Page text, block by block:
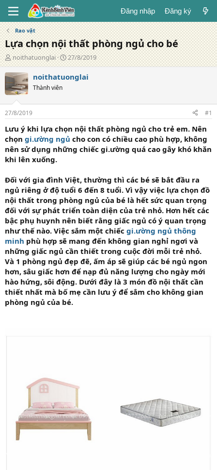
Đăng nhập Đăng ký
Rao vặt
Lựa chọn nội thất phòng ngủ cho bé
T
á
c
g
i
ả
noithatuonglai
N
g
à
g
27/8/2019
noithatuonglai
Thành viên
27/8/2019 #1
Lưu ý khi lựa chọn nội thất phòng ngủ cho trẻ em. Nên
chọn gi.ường ngủ cho con có chiều cao phù hợp, không
nên sử dụng những chiếc gi.ường quá cao gây khó khăn
khi lên xuống.
Đối với gia đình Việt, thường thì các bé sẽ bắt đầu ra
ngủ riêng ở độ tuổi 6 đến 8 tuổi. Vì vậy việc lựa chọn đồ
nội thất trong phòng ngủ của bé là hết sức quan trọng
đối với sự phát triển toàn diện của trẻ nhỏ. Hơn hết các
bậc phụ huynh nên biết rằng giấc ngủ có ý quan trọng
như thế nào. Việc sắm một chiếc gi.ường ngủ thông
minh phù hợp sẽ mang đến không gian nghỉ ngơi và
những giấc ngủ cần thiết trong cuộc đời mỗi trẻ nhỏ.
Và 1 phòng ngủ đẹp đẽ, ấm áp sẽ giúp các bé ngủ ngon
hơn, sâu giấc hơn để nạp đủ năng lượng cho ngày mới
hào hứng, sôi động. Dưới đây là 3 món đồ nội thất cần
thiết nhất mà bố mẹ cần lưu ý để sắm cho không gian
phòng ngủ của bé.